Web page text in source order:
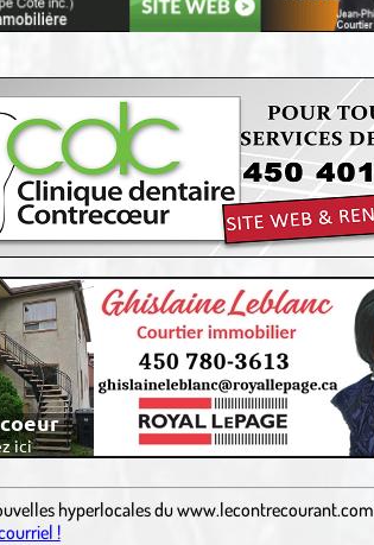
hyperlocalesduwww.lecontrecourant.com
!